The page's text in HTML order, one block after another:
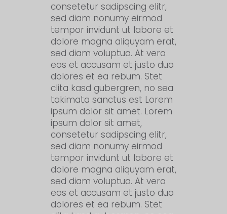
consetetur sadipscing elitr,
sed diam nonumy eirmod
tempor invidunt ut labore et
dolore magna aliquyam erat,
sed diam voluptua. At vero
eos et accusam et justo duo
dolores et ea rebum. Stet
clita kasd gubergren, no sea
takimata sanctus est Lorem
ipsum dolor sit amet. Lorem
ipsum dolor sit amet,
consetetur sadipscing elitr,
sed diam nonumy eirmod
tempor invidunt ut labore et
dolore magna aliquyam erat,
sed diam voluptua. At vero
eos et accusam et justo duo
dolores et ea rebum. Stet